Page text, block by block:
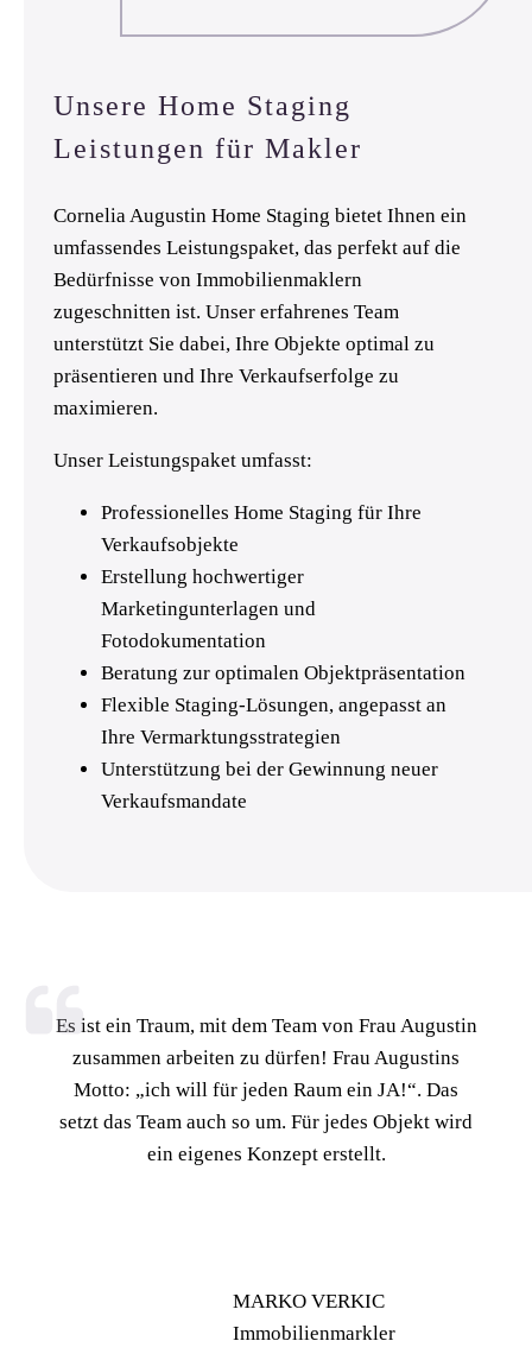
Unsere Home Staging
Leistungen für Makler
Cornelia Augustin Home Staging bietet Ihnen ein
umfassendes Leistungspaket, das perfekt auf die
Bedürfnisse von Immobilienmaklern
zugeschnitten ist. Unser erfahrenes Team
unterstützt Sie dabei, Ihre Objekte optimal zu
präsentieren und Ihre Verkaufserfolge zu
maximieren.
Unser Leistungspaket umfasst:
Professionelles Home Staging für Ihre
Verkaufsobjekte
Erstellung hochwertiger
Marketingunterlagen und
Fotodokumentation
Beratung zur optimalen Objektpräsentation
Flexible Staging-Lösungen, angepasst an
Ihre Vermarktungsstrategien
Unterstützung bei der Gewinnung neuer
Verkaufsmandate
Es ist ein Traum, mit dem Team von Frau Augustin
zusammen arbeiten zu dürfen! Frau Augustins
Motto: „ich will für jeden Raum ein JA!“. Das
setzt das Team auch so um. Für jedes Objekt wird
ein eigenes Konzept erstellt.
MARKO VERKIC
Immobilienmarkler